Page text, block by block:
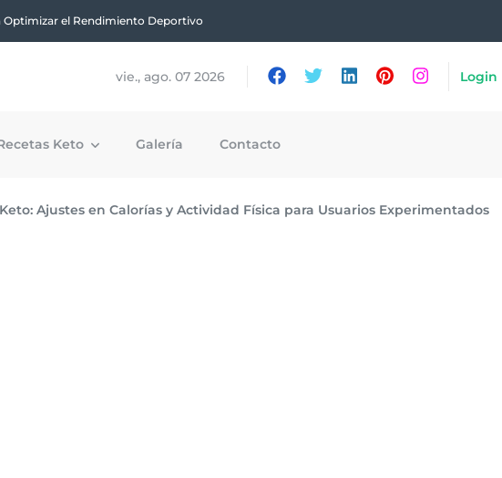
Optimizar el Rendimiento Deportivo
vie., ago. 07 2026 Login
Keto Galería Contacto
Ajustes en Calorías y Actividad Física para Usuarios Experimentados